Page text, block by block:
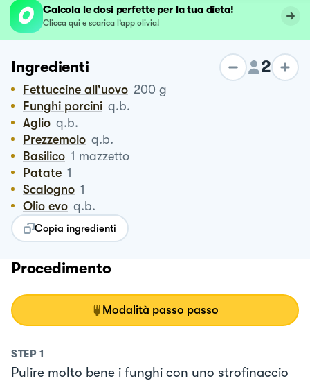
Calcola le dosi perfette per la tua dieta!
Clicca qui e scarica l’app olivia!
Ingredienti 2
Fettuccine all'uovo 200 g
Funghi porcini q.b.
Aglio q.b.
Prezzemolo q.b.
Basilico 1 mazzetto
Patate 1
Scalogno 1
Olio evo q.b.
Copia ingredienti
Procedimento
Modalità passo passo
STEP 1
Pulire molto bene i funghi con uno strofinaccio